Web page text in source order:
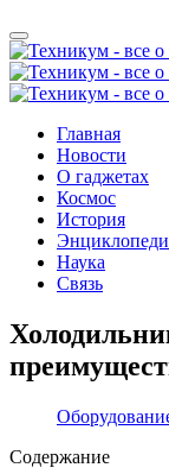
Главная
Новости
О гаджетах
Космос
История
Наука
Связь
Содержание